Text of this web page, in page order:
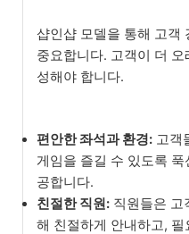
샵인샵 모델을 통해 고객
중요합니다. 고객이 더
성해야 합니다.
편안한 좌석과 환경: 고객
게임을 즐길 수 있도록
공합니다.
친절한 직원: 직원들은 고
해 친절하게 안내하고,